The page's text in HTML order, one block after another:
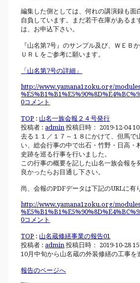
編集した側としては、何れの講演録も面
自負しています。まだ若干在庫があるま
は、お申込下さい。
『山名第7号』のサンプル及び、ＷＥＢ
ＵＲＬをご参考に願います。
「山名第7号の詳細」
http://www.yamana1zoku.org/
0コメント
TOP : 山名一族会報２４号発行
投稿者 :admin 投稿日時： 2019-12-04
去る１１／１７～１８にかけて、但馬で
い、総会行事の中で出石・竹野・日高・
史跡を巡る行事を行いました。
この行事の概要を記した山名一族会報を
良かったらお目通し下さい。
尚、会報のPDFデータは下記のURLに有
http://www.yamana1zoku.org/
0コメント
TOP : 山名蔵修繕事業の報告01
投稿者 :admin 投稿日時： 2019-10-28
10月中旬から山名蔵の外装修繕の工事を
報告のページへ